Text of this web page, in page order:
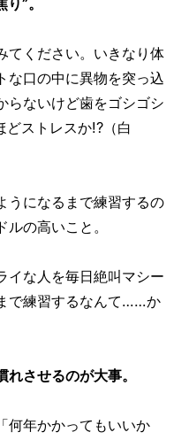
”。
てください。いきなり体
な口の中に異物を突っ込
らないけど歯をゴシゴシ
ストレスか!?（白
うになるまで練習するの
の高いこと。
イな人を毎日絶叫マシー
で練習するなんて……か
させるのが大事。
何年かかってもいいか